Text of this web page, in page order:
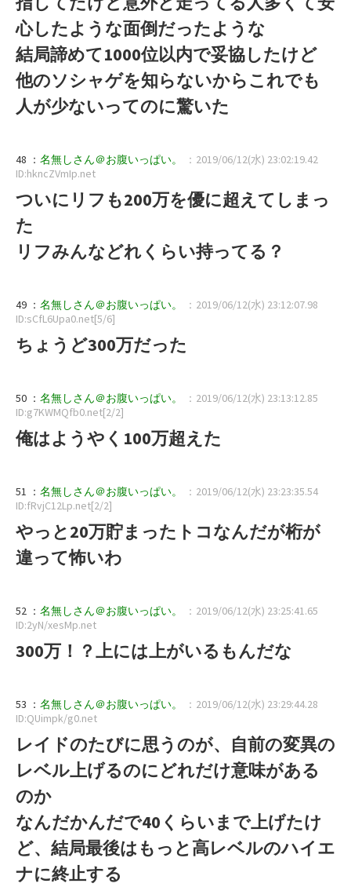
心したような面倒だったような
結局諦めて1000位以内で妥協したけど
他のソシャゲを知らないからこれでも
人が少ないってのに驚いた
48 ： 名無しさん＠お腹いっぱい。
：2019/06/12(水) 23:02:19.42
ID:hkncZVmIp.net
ついにリフも200万を優に超えてしまっ
た
リフみんなどれくらい持ってる？
49 ： 名無しさん＠お腹いっぱい。
：2019/06/12(水) 23:12:07.98
ID:sCfL6Upa0.net[5/6]
ちょうど300万だった
50 ： 名無しさん＠お腹いっぱい。
：2019/06/12(水) 23:13:12.85
ID:g7KWMQfb0.net[2/2]
俺はようやく100万超えた
51 ： 名無しさん＠お腹いっぱい。
：2019/06/12(水) 23:23:35.54
ID:fRvjC12Lp.net[2/2]
やっと20万貯まったトコなんだが桁が
違って怖いわ
52 ： 名無しさん＠お腹いっぱい。
：2019/06/12(水) 23:25:41.65
ID:2yN/xesMp.net
300万！？上には上がいるもんだな
53 ： 名無しさん＠お腹いっぱい。
：2019/06/12(水) 23:29:44.28
ID:QUimpk/g0.net
レイドのたびに思うのが、自前の変異の
レベル上げるのにどれだけ意味がある
のか
なんだかんだで40くらいまで上げたけ
ど、結局最後はもっと高レベルのハイエ
ナに終止する